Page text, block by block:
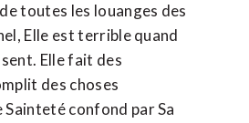
toutes les louanges des
Elle est terrible quand
Elle fait des
des choses
confond par Sa